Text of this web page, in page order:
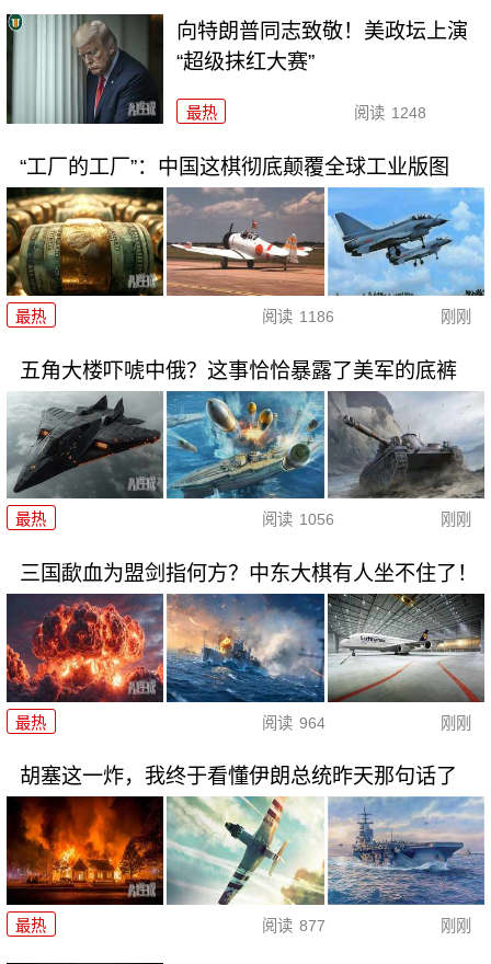
向特朗普同志致敬！美政坛上演
“超级抹红大赛”
最热 阅读 1248
“工厂的工厂”：中国这棋彻底颠覆全球工业版图
最热 阅读 1186 刚刚
五角大楼吓唬中俄？这事恰恰暴露了美军的底裤
最热 阅读 1056 刚刚
三国歃血为盟剑指何方？中东大棋有人坐不住了！
最热 阅读 964 刚刚
胡塞这一炸，我终于看懂伊朗总统昨天那句话了
最热 阅读 877 刚刚